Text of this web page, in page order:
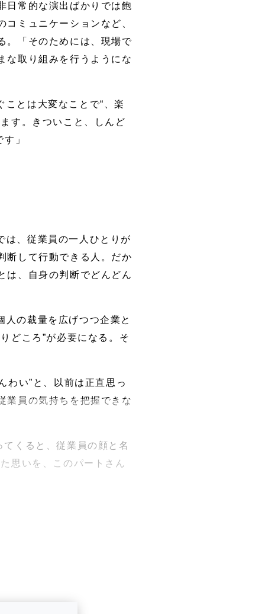
日常的な演出ばかりでは飽
ミュニケーションなど、
。「そのためには、現場で
な取り組みを行うようにな
とは大変なことで“、楽
す。きついこと、しんど
」
は、従業員の一人ひとりが
断して行動できる人。だか
は、自身の判断でどんどん
の裁量を広げつつ企業と
どころ”が必要になる。そ
わい”と、以前は正直思っ
業員の気持ちを把握できな
くると、従業員の顔と名
思いを、このパートさん